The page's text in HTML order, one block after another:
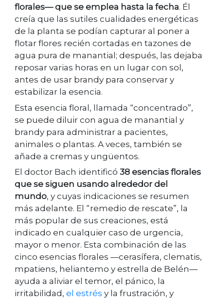
florales— que se emplea hasta la fecha. Él
creía que las sutiles cualidades energéticas
de la planta se podían capturar al poner a
flotar flores recién cortadas en tazones de
agua pura de manantial; después, las dejaba
reposar varias horas en un lugar con sol,
antes de usar brandy para conservar y
estabilizar la esencia.
Esta esencia floral, llamada “concentrado”,
se puede diluir con agua de manantial y
brandy para administrar a pacientes,
animales o plantas. A veces, también se
añade a cremas y ungüentos.
El doctor Bach identificó 38 esencias florales
que se siguen usando alrededor del
mundo, y cuyas indicaciones se resumen
más adelante. El “remedio de rescate”, la
más popular de sus creaciones, está
indicado en cualquier caso de urgencia,
mayor o menor. Esta combinación de las
cinco esencias florales —cerasífera, clematis,
mpatiens, heliantemo y estrella de Belén—
ayuda a aliviar el temor, el pánico, la
irritabilidad, el estrés y la frustración, y